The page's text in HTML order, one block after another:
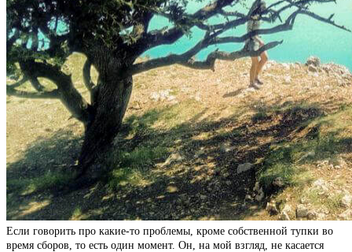
Если говорить про какие-то проблемы, кроме собственной тупки во
время сборов, то есть один момент. Он, на мой взгляд, не касается